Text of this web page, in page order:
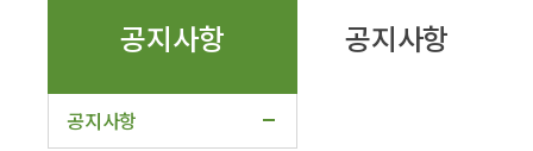
공지사항
공지사항
공지사항